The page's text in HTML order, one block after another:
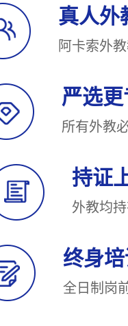
真人外
阿卡索外
严选
所有外教
持证
外教
终身培
全日制岗